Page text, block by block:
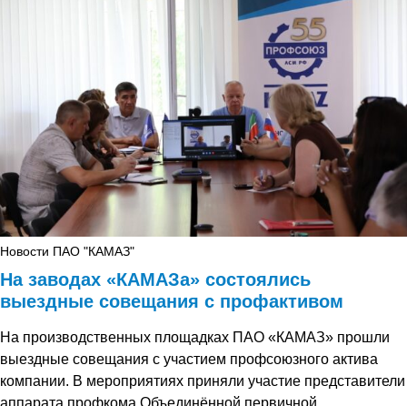
Новости ПАО "КАМАЗ"
На заводах «КАМАЗа» состоялись
выездные совещания с профактивом
На производственных площадках ПАО «КАМАЗ» прошли
выездные совещания с участием профсоюзного актива
компании. В мероприятиях приняли участие представители
аппарата профкома Объединённой первичной